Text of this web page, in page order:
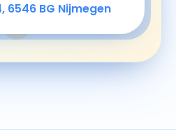
6546 BG Nijmegen